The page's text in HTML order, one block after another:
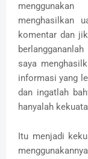
menghasilkan
komentar dan
saya
informasi yang
dan ingatlah
hanyalah
Itu menjadi